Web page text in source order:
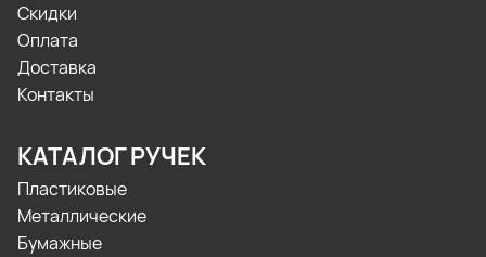
Скидки
Оплата
Доставка
Контакты
КАТАЛОГ РУЧЕК
Пластиковые
Металлические
Бумажные